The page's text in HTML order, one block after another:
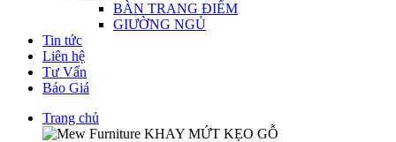
BÀN TRANG ĐIỂM
GIƯỜNG NGỦ
Tin tức
Liên hệ
Tư Vấn
Báo Giá
Trang chủ
KHAY MỨT KẸO GỖ